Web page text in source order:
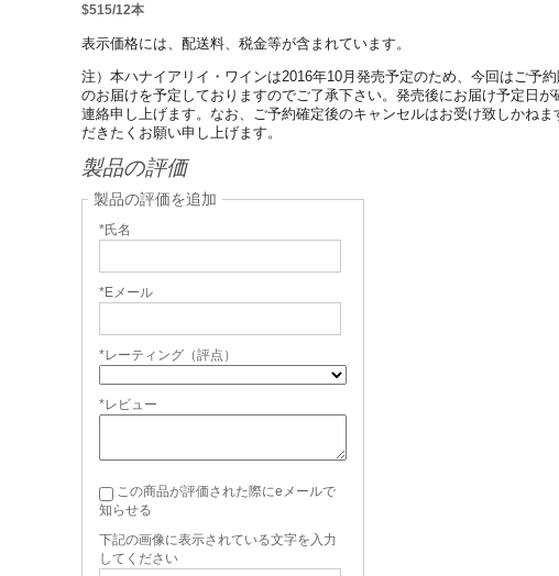
$515/12本
表示価格には、配送料、税金等が含まれています。
注）本ハナイアリイ・ワインは2016年10月発売予定のため、今回はご予
のお届けを予定しておりますのでご了承下さい。発売後にお届け予定日
連絡申し上げます。なお、ご予約確定後のキャンセルはお受け致しかね
だきたくお願い申し上げます。
製品の評価
製品の評価を追加
*氏名
*Eメール
*レーティング（評点）
*レビュー
知らせる
下記の画像に表示されている文字を入力
してください